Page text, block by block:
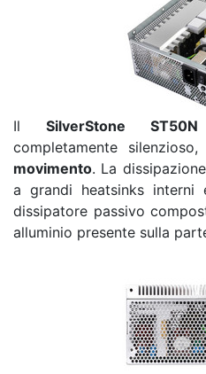
Il SilverStone ST50N
completamente
movimento. La
a grandi heatsinks
dissipatore passivo
alluminio presente sulla